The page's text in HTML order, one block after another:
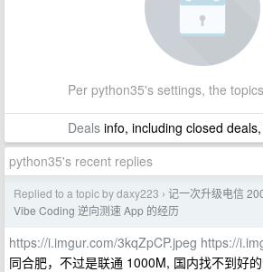
Per python35's settings, the
Dealsinfo, including closed
python35's recent replies
Replied to a topic by daxy223 › 记一次升级电信
Vibe Coding 逆向测速 App 的经历
https://i.imgur.com/3kqZpCP.jpeg https://
同合肥，不过是联通 1000M, 国内找不到好